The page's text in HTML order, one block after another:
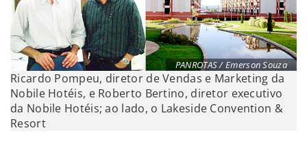
PANROTAS / Emerson Souza
Ricardo Pompeu, diretor de Vendas e Marketing da
Nobile Hotéis, e Roberto Bertino, diretor executivo
da Nobile Hotéis; ao lado, o Lakeside Convention &
Resort